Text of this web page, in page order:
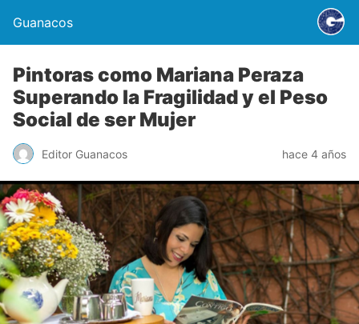
Guanacos
Pintoras como Mariana Peraza
Superando la Fragilidad y el Peso
Social de ser Mujer
Editor Guanacos hace 4 años